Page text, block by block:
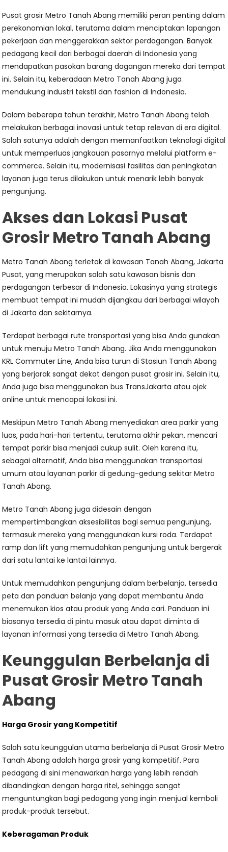
Pusat grosir Metro Tanah Abang memiliki peran penting dalam
perekonomian lokal, terutama dalam menciptakan lapangan
pekerjaan dan menggerakkan sektor perdagangan. Banyak
pedagang kecil dari berbagai daerah di Indonesia yang
mendapatkan pasokan barang dagangan mereka dari tempat
ini. Selain itu, keberadaan Metro Tanah Abang juga
mendukung industri tekstil dan fashion di Indonesia.
Dalam beberapa tahun terakhir, Metro Tanah Abang telah
melakukan berbagai inovasi untuk tetap relevan di era digital.
Salah satunya adalah dengan memanfaatkan teknologi digital
untuk memperluas jangkauan pasarnya melalui platform e-
commerce. Selain itu, modernisasi fasilitas dan peningkatan
layanan juga terus dilakukan untuk menarik lebih banyak
pengunjung.
Akses dan Lokasi Pusat
Grosir Metro Tanah Abang
Metro Tanah Abang terletak di kawasan Tanah Abang, Jakarta
Pusat, yang merupakan salah satu kawasan bisnis dan
perdagangan terbesar di Indonesia. Lokasinya yang strategis
membuat tempat ini mudah dijangkau dari berbagai wilayah
di Jakarta dan sekitarnya.
Terdapat berbagai rute transportasi yang bisa Anda gunakan
untuk menuju Metro Tanah Abang. Jika Anda menggunakan
KRL Commuter Line, Anda bisa turun di Stasiun Tanah Abang
yang berjarak sangat dekat dengan pusat grosir ini. Selain itu,
Anda juga bisa menggunakan bus TransJakarta atau ojek
online untuk mencapai lokasi ini.
Meskipun Metro Tanah Abang menyediakan area parkir yang
luas, pada hari-hari tertentu, terutama akhir pekan, mencari
tempat parkir bisa menjadi cukup sulit. Oleh karena itu,
sebagai alternatif, Anda bisa menggunakan transportasi
umum atau layanan parkir di gedung-gedung sekitar Metro
Tanah Abang.
Metro Tanah Abang juga didesain dengan
mempertimbangkan aksesibilitas bagi semua pengunjung,
termasuk mereka yang menggunakan kursi roda. Terdapat
ramp dan lift yang memudahkan pengunjung untuk bergerak
dari satu lantai ke lantai lainnya.
Untuk memudahkan pengunjung dalam berbelanja, tersedia
peta dan panduan belanja yang dapat membantu Anda
menemukan kios atau produk yang Anda cari. Panduan ini
biasanya tersedia di pintu masuk atau dapat diminta di
layanan informasi yang tersedia di Metro Tanah Abang.
Keunggulan Berbelanja di
Pusat Grosir Metro Tanah
Abang
Harga Grosir yang Kompetitif
Salah satu keunggulan utama berbelanja di Pusat Grosir Metro
Tanah Abang adalah harga grosir yang kompetitif. Para
pedagang di sini menawarkan harga yang lebih rendah
dibandingkan dengan harga ritel, sehingga sangat
menguntungkan bagi pedagang yang ingin menjual kembali
produk-produk tersebut.
Keberagaman Produk